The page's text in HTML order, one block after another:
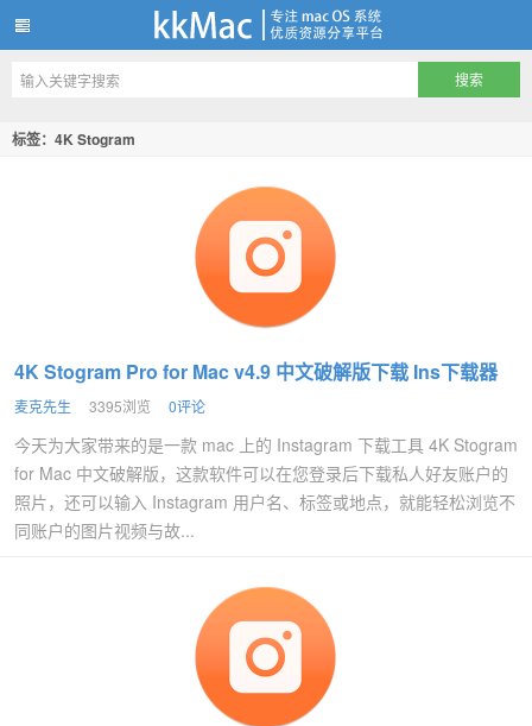
kkMac
标签：4K Stogram
4K Stogram Pro for Mac v4.9 中文破解版下载 Ins下载器
麦克先生 3395浏览 0评论
今天为大家带来的是一款 mac 上的 Instagram 下载工具 4K Stogram
for Mac 中文破解版，这款软件可以在您登录后下载私人好友账户的
照片，还可以输入 Instagram 用户名、标签或地点，就能轻松浏览不
同账户的图片视频与故...